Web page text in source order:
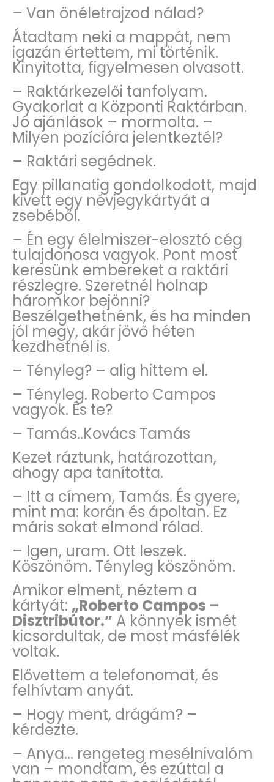
– Van önéletrajzod nálad?
Átadtam neki a mappát, nem
igazán értettem, mi történik.
Kinyitotta, figyelmesen olvasott.
– Raktárkezelői tanfolyam.
Gyakorlat a Központi Raktárban.
Jó ajánlások – mormolta. –
Milyen pozícióra jelentkeztél?
– Raktári segédnek.
Egy pillanatig gondolkodott, majd
kivett egy névjegykártyát a
zsebéből.
– Én egy élelmiszer-elosztó cég
tulajdonosa vagyok. Pont most
keresünk embereket a raktári
részlegre. Szeretnél holnap
háromkor bejönni?
Beszélgethetnénk, és ha minden
jól megy, akár jövő héten
kezdhetnél is.
– Tényleg? – alig hittem el.
– Tényleg. Roberto Campos
vagyok. És te?
– Tamás..Kovács Tamás
Kezet ráztunk, határozottan,
ahogy apa tanította.
– Itt a címem, Tamás. És gyere,
mint ma: korán és ápoltan. Ez
máris sokat elmond rólad.
– Igen, uram. Ott leszek.
Köszönöm. Tényleg köszönöm.
Amikor elment, néztem a
kártyát: „Roberto Campos –
Disztribútor.” A könnyek ismét
kicsordultak, de most másfélék
voltak.
Elővettem a telefonomat, és
felhívtam anyát.
– Hogy ment, drágám? –
kérdezte.
– Anya... rengeteg mesélnivalóm
van – mondtam, és ezúttal a